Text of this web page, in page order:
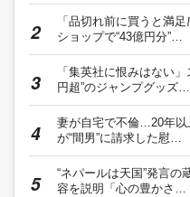
「品切れ前に買うと満
ショップで“43億円分”…
「集英社に恨みはない
円超”のジャンプグッズ…
妻が自宅で不倫…20年以
が“間男”に請求した慰…
“ネパールは天国”発言
容を説明「心の豊かさ…